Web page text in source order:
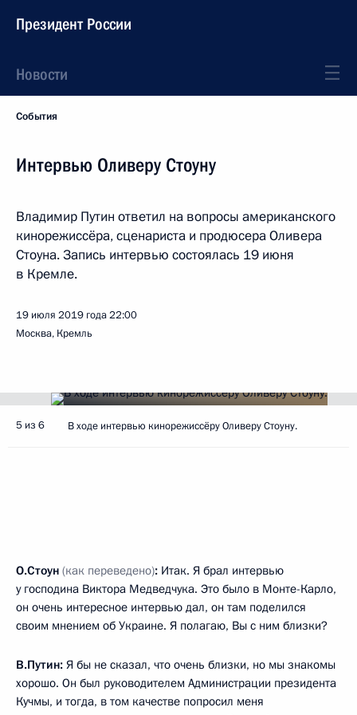
Президент России
Новости
События
Интервью Оливеру Стоуну
Владимир Путин ответил на вопросы американского
кинорежиссёра, сценариста и продюсера Оливера
Стоуна. Запись интервью состоялась 19 июня
в Кремле.
19 июля 2019 года22:00
Москва, Кремль
5 из 6 В ходе интервью кинорежиссёру Оливеру Стоуну.
О.Стоун (как переведено): Итак. Я брал интервью
у господина Виктора Медведчука. Это было в Монте-Карло,
он очень интересное интервью дал, он там поделился
своим мнением об Украине. Я полагаю, Вы с ним близки?
В.Путин: Я бы не сказал, что очень близки, но мы знакомы
хорошо. Он был руководителем Администрации президента
Кучмы, и тогда, в том качестве попросил меня